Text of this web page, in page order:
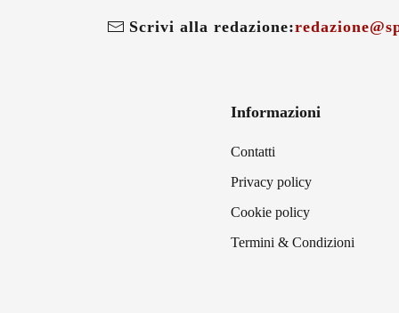
Scrivi alla redazione:
Informazioni
Contatti
Privacy policy
Cookie policy
Termini & Condizioni